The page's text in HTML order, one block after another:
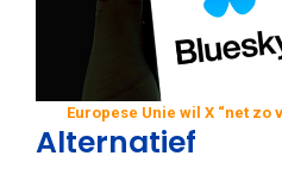
Europese Unie wil X “net zo
Alternatief